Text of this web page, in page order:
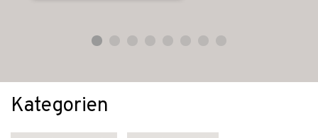
Kategorien